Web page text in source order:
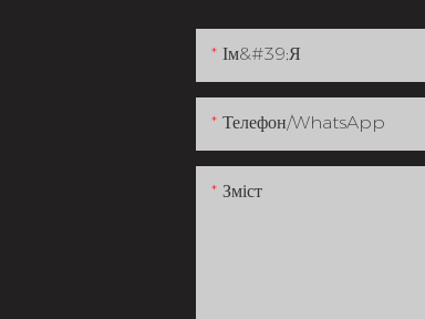
Ім&#39;я
Телефон/WhatsApp
Зміст